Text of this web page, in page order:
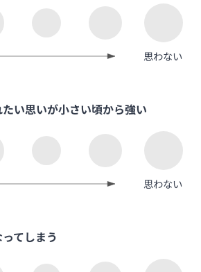
思わない
い思いが小さい頃から強い
思わない
てしまう